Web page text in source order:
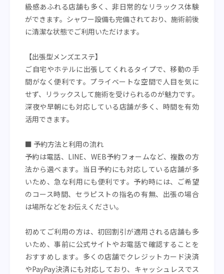
級感あふれる店舗も多く、非日常的なリラックス体験
ができます。シャワー設備も完備されており、施術前後
に清潔な状態でご利用いただけます。
【出張型メンズエステ】
ご自宅やホテルに出張してくれるタイプで、移動の手
間がなく便利です。プライベートな空間で人目を気に
せず、リラックスして施術を受けられるのが魅力です。
深夜や早朝にも対応している店舗が多く、時間を有効
活用できます。
■ 予約方法と利用の流れ
予約は電話、LINE、WEB予約フォームなど、複数の方
法から選べます。当日予約にも対応している店舗が多
いため、急な利用にも便利です。予約時には、ご希望
のコース時間、セラピストの指名の有無、出張の場合
は場所などをお伝えください。
初めてご利用の方は、初回割引が適用される店舗も多
いため、事前に公式サイトやお電話で確認することを
おすすめします。多くの店舗でクレジットカード決済
やPayPay決済にも対応しており、キャッシュレスでス